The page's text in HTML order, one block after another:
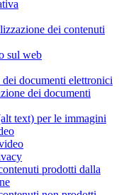
dei contenuti
sul web
documenti elettronici
dei documenti
text) per le immagini
prodotti dalla